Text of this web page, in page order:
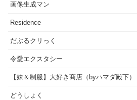
画像生成マン
Residence
だぶるクリっく
令愛エクスタシー
【妹＆制服】大好き商店（byハマダ殿下）
どうしょく